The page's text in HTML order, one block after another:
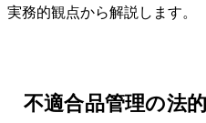
実務的観点から解説します。
不適合品管理の法